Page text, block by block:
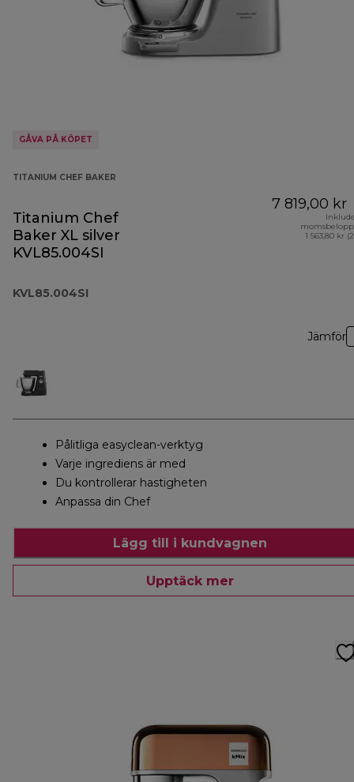
GÅVA PÅ KÖPET
TITANIUM CHEF BAKER
Titanium Chef
Baker XL silver
KVL85.004SI
KVL85.004SI
7 819,00 kr
1 563,80 kr
Jämför
Pålitliga easyclean-verktyg
Varje ingrediens är med
Du kontrollerar hastigheten
Anpassa din Chef
Lägg till i kundvagnen
Upptäck mer